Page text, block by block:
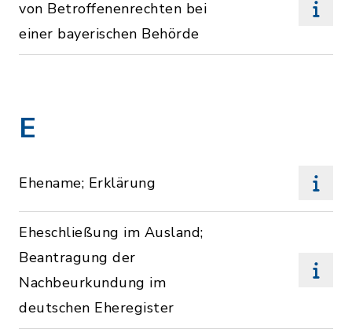
von Betroffenenrechten bei
einer bayerischen Behörde
E
Ehename; Erklärung
Eheschließung im Ausland;
Beantragung der
Nachbeurkundung im
deutschen Eheregister